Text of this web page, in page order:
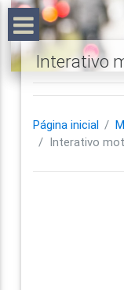
Interativo
Página inicial
Interativo